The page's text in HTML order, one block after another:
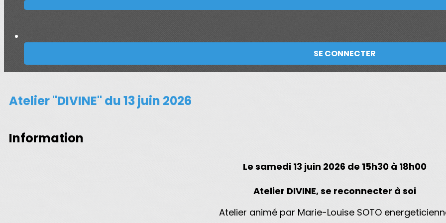
SE CONNECTER
Atelier "DIVINE" du 13 juin 2026
Information
Le samedi 13 juin 2026 de 15h30 à 18h00
Atelier DIVINE, se reconnecter à soi
Atelier animé par Marie-Louise SOTO